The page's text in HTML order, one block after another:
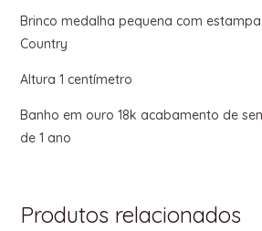
Brinco medalha pequena com
Country
Altura 1 centímetro
Banho em ouro 18k acabamento de
de 1 ano
Produtos relacionados